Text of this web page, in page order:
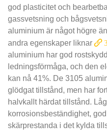
god plasticitet och
gassvetsning och
aluminium är något högre
andra egenskaper liknar
aluminium har god
ledningsförmåga, och den
kan nå 41%. De 3105
glödgat tillstånd, men har
halvkallt härdat tillstånd.
korrosionsbeständighet,
skärprestanda i det kylda